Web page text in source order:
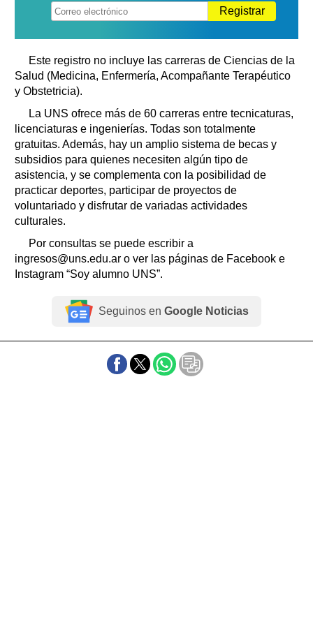
Registrar
Este registro no incluye las carreras de Ciencias de la
Salud (Medicina, Enfermería, Acompañante Terapéutico
y Obstetricia).
La UNS ofrece más de 60 carreras entre tecnicaturas,
licenciaturas e ingenierías. Todas son totalmente
gratuitas. Además, hay un amplio sistema de becas y
subsidios para quienes necesiten algún tipo de
asistencia, y se complementa con la posibilidad de
practicar deportes, participar de proyectos de
voluntariado y disfrutar de variadas actividades
culturales.
Por consultas se puede escribir a
ingresos@uns.edu.ar o ver las páginas de Facebook e
Instagram “Soy alumno UNS”.
Seguinos en Google Noticias